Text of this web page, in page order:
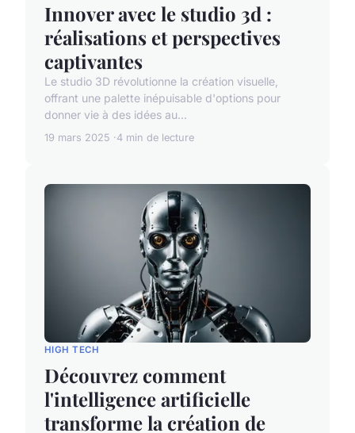
Innover avec le studio 3d :
réalisations et perspectives
captivantes
Le studio 3D révolutionne la création visuelle,
offrant une palette inépuisable d'options pour
donner vie à des idées au...
19 mars 2025 4 min de lecture
HIGH TECH
Découvrez comment
l'intelligence artificielle
transforme la création de